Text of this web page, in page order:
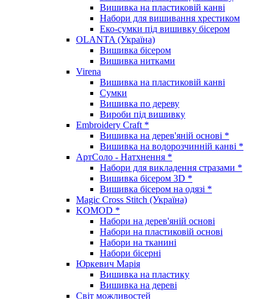
Вишивка на пластиковій канві
Набори для вишивання хрестиком
Еко-сумки під вишивку бісером
OLANTA (Україна)
Вишивка бісером
Вишивка нитками
Virena
Вишивка на пластиковій канві
Сумки
Вишивка по дереву
Вироби під вишивку
Embroidery Craft *
Вишивка на дерев'яній основі *
Вишивка на водорозчинній канві *
АртСоло - Натхнення *
Набори для викладення стразами *
Вишивка бісером 3D *
Вишивка бісером на одязі *
Magic Cross Stitch (Україна)
KOMOD *
Набори на дерев'яній основі
Набори на пластиковій основі
Набори на тканині
Набори бісерні
Юркевич Марія
Вишивка на пластику
Вишивка на дереві
Світ можливостей